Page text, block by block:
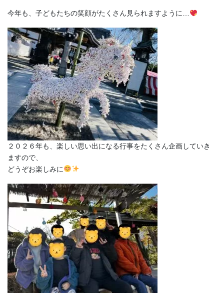
今年も、子どもたちの笑顔がたくさん見られますように…
２０２６年も、楽しい思い出になる行事をたくさん企画していき
ますので、
どうぞお楽しみに